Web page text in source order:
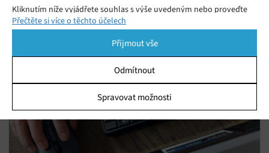
Kliknutím níže vyjádřete souhlas s výše uvedeným nebo proveďte
podrobnější rozhodnutí. Vaše volby budou použity pouze na tomto
pomocí přepínačů v Zásadách cookies nebo kliknutím na tlačítko
Spravovat souhlas ve spodní části obrazovky.
Ukládání a/nebo přístup k informacím v zařízení, Porozumění
publiku prostřednictvím statistik nebo kombinací údajů z
různých zdrojů.
Přečtěte si více o těchto účelech
Přijmout vše
Odmítnout
Spravovat možnosti
pobouřil vědce.